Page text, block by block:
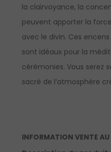
la clairvoyance, la
peuvent apporter la
avec le divin. Ces
sont idéaux pour la
cérémonies. Vous serez
sacré de l’atmosphère
INFORMATION VENTE